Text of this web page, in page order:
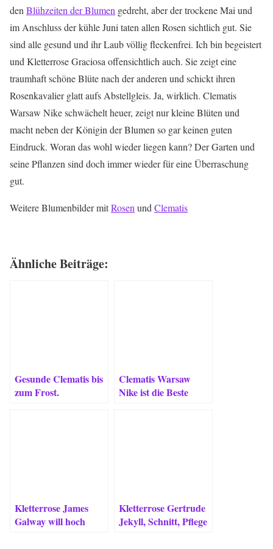
den Blühzeiten der Blumen gedreht, aber der trockene Mai und
im Anschluss der kühle Juni taten allen Rosen sichtlich gut. Sie
sind alle gesund und ihr Laub völlig fleckenfrei. Ich bin begeistert
und Kletterrose Graciosa offensichtlich auch. Sie zeigt eine
traumhaft schöne Blüte nach der anderen und schickt ihren
Rosenkavalier glatt aufs Abstellgleis. Ja, wirklich. Clematis
Warsaw Nike schwächelt heuer, zeigt nur kleine Blüten und
macht neben der Königin der Blumen so gar keinen guten
Eindruck. Woran das wohl wieder liegen kann? Der Garten und
seine Pflanzen sind doch immer wieder für eine Überraschung
gut.
Weitere Blumenbilder mitRosen und Clematis
Ähnliche Beiträge:
Gesunde Clematis bis
zum Frost.
Clematis Warsaw
Nike ist die Beste
Kletterrose James
Galway will hoch
Kletterrose Gertrude
Jekyll, Schnitt, Pflege